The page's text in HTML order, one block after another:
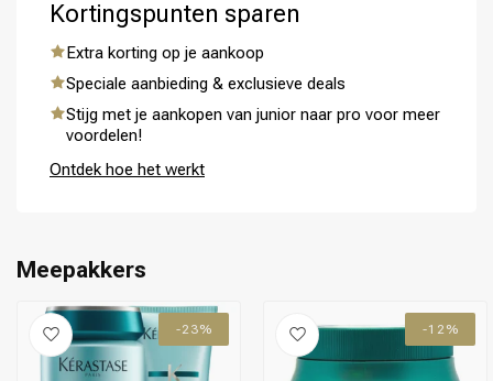
Omvorming CombiDeals
Kortingspunten sparen
Extra korting op je aankoop
Speciale aanbieding & exclusieve deals
Stijg met je aankopen van junior naar pro voor meer
voordelen!
Ontdek hoe het werkt
Meepakkers
-23% -12%